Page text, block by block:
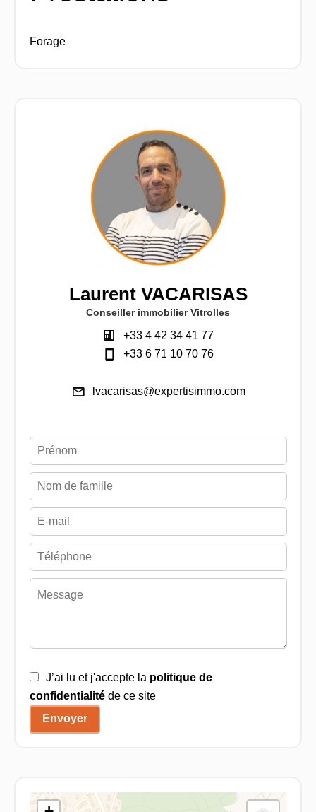
Forage
Laurent VACARISAS
Conseiller immobilier Vitrolles
+33 4 42 34 41 77
+33 6 71 10 70 76
lvacarisas@expertisimmo.com
J’ai lu et j'accepte la politique de
confidentialitéde ce site
Envoyer